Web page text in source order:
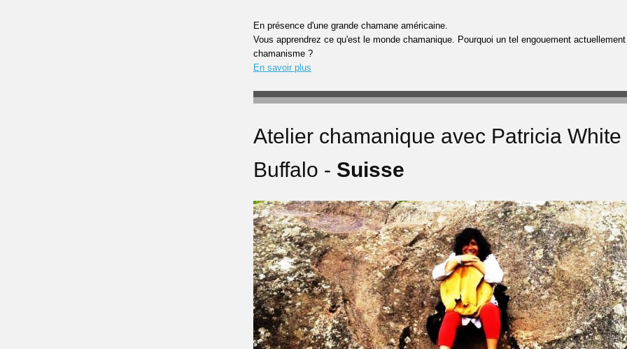
En présence d'une grande chamane américaine.
Vous apprendrez ce qu'est le monde chamanique. Pourquoi un tel engouement
chamanisme ?
En savoir plus
Atelier chamanique avec Patricia White
Buffalo - Suisse